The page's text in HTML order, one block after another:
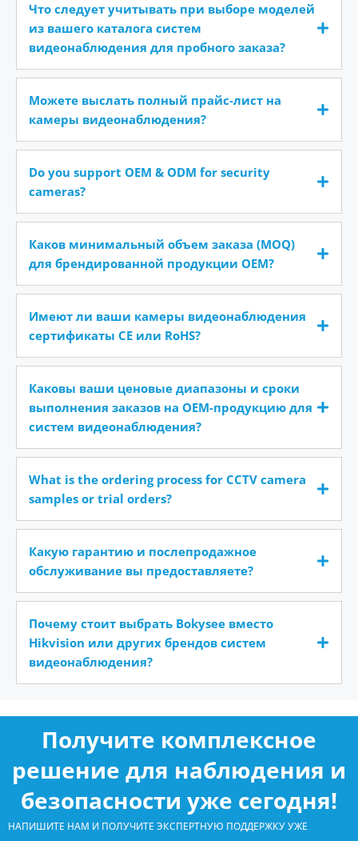
Что следует учитывать при выборе моделей
из вашего каталога систем
видеонаблюдения для пробного заказа?
Можете выслать полный прайс-лист на
камеры видеонаблюдения?
Do you support OEM & ODM for security
cameras?
Каков минимальный объем заказа (MOQ)
для брендированной продукции OEM?
Имеют ли ваши камеры видеонаблюдения
сертификаты CE или RoHS?
Каковы ваши ценовые диапазоны и сроки
выполнения заказов на OEM-продукцию для
систем видеонаблюдения?
What is the ordering process for CCTV camera
samples or trial orders?
Какую гарантию и послепродажное
обслуживание вы предоставляете?
Почему стоит выбрать Bokysee вместо
Hikvision или других брендов систем
видеонаблюдения?
Получите комплексное
решение для наблюдения и
безопасности уже сегодня!
НАПИШИТЕ НАМ И ПОЛУЧИТЕ ЭКСПЕРТНУЮ ПОДДЕРЖКУ УЖЕ